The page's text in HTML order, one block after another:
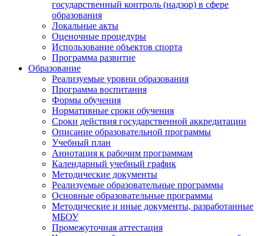
государственный контроль (надзор) в сфере
образования
Локальные акты
Оценочные процедуры
Использование объектов спорта
Программа развитие
Образование
Реализуемые уровни образования
Программа воспитания
Формы обучения
Нормативные сроки обучения
Сроки действия государственной аккредитации
Описание образовательной программы
Учебный план
Аннотация к рабочим программам
Календарный учебный график
Методические документы
Реализуемые образовательные программы
Основные образовательные программы
Методические и иные документы, разработанные
МБОУ
Промежуточная аттестация